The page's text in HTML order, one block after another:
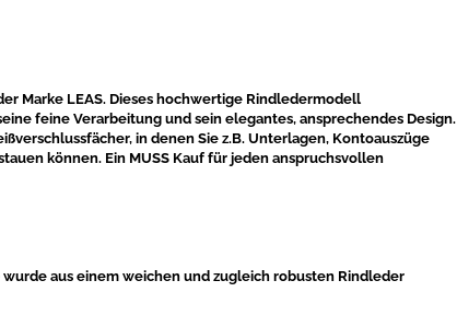
Marke LEAS. Dieses hochwertige Rindledermodell
feine Verarbeitung und sein elegantes, ansprechendes Design.
in denen Sie z.B. Unterlagen, Kontoauszüge
können. Ein MUSS Kauf für jeden anspruchsvollen
wurde aus einem weichen und zugleich robusten Rindleder